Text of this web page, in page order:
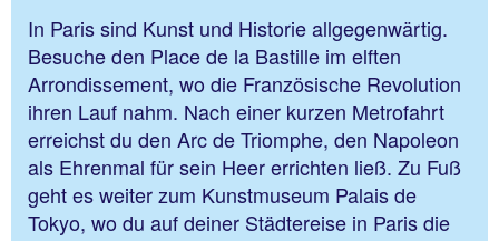
In Paris sind Kunst und Historie allgegenwärtig.
Besuche den Place de la Bastille im elften
Arrondissement, wo die Französische Revolution
ihren Lauf nahm. Nach einer kurzen Metrofahrt
erreichst du den Arc de Triomphe, den Napoleon
als Ehrenmal für sein Heer errichten ließ. Zu Fuß
geht es weiter zum Kunstmuseum Palais de
Tokyo, wo du auf deiner Städtereise in Paris die